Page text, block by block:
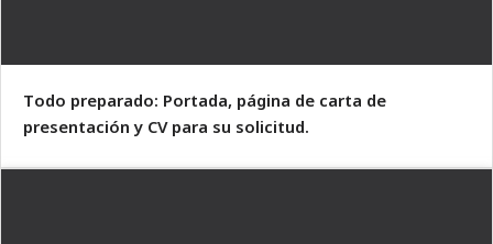
Todo preparado: Portada, página de carta de
presentación y CV para su solicitud.